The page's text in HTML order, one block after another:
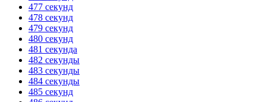
477 секунд
478 секунд
479 секунд
480 секунд
481 секунда
482 секунды
483 секунды
484 секунды
485 секунд